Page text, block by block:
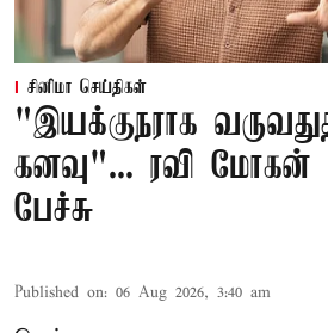
சினிமா செய்திகள்
"இயக்குநராக
கனவு"... ரவி மோகன்
பேச்சு
Published on: 06 Aug 2026, 3:40 am